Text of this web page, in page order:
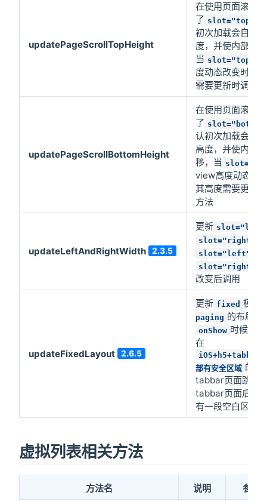
updatePageScrollTopHeight
在使用页面滚动
了 slot="top"
初次加载会自动
度，并使内部容
当 slot="top"
度动态改变时，
需要更新时调用
updatePageScrollBottomHeight
在使用页面滚动
了
认初次加载会自
高度，并使内部
移，当
view高度动态改
其高度需要更新
方法
updateLeftAndRightWidth 2.3.5
更新
slot="right"
slot="left"
slot="right"
改变后调用
updateFixedLayout 2.6.5
更新 fixed 模式
paging 的布局，
onShow 时候调
在
部有安全区域 的设
tabbar页面跳转
tabbar页面后返
有一段空白区域
虚拟列表相关方法
方法名 说明 参数